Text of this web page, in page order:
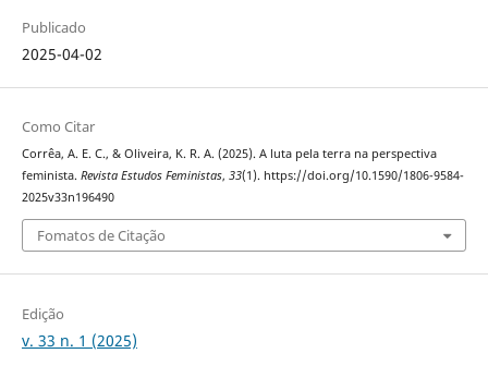
Publicado
2025-04-02
Como Citar
Corrêa, A. E. C., & Oliveira, K. R. A. (2025). A luta pela terra na perspectiva
feminista. Revista Estudos Feministas, 33(1). https://doi.org/10.1590/1806-9584-
2025v33n196490
Fomatos de Citação
Edição
v. 33 n. 1 (2025)